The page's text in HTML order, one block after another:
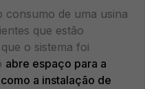
de uma usina
que estão
o sistema foi
abre espaço para a
a instalação de